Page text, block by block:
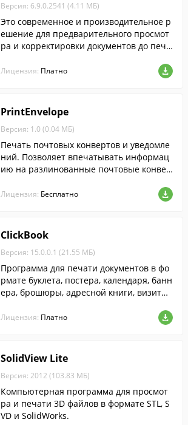
Версия: 6.9.0.2541 (4.11 МБ)
Это современное и производительное р
ешение для предварительного просмот
ра и корректировки документов до печа
Лицензия: Платно
PrintEnvelope
Версия: 1.0 (0.04 МБ)
Печать почтовых конвертов и уведомле
ний. Позволяет впечатывать информац
ию на разлинованные почтовые конвер
Лицензия: Бесплатно
ClickBook
Версия: 15.0.0.1 (21.55 МБ)
Программа для печати документов в фо
рмате буклета, постера, календаря, банн
ера, брошюры, адресной книги, визитно
Лицензия: Платно
SolidView Lite
Версия: 2012 (103.83 МБ)
Компьютерная программа для просмот
ра и печати 3D файлов в формате STL, S
VD и SolidWorks.